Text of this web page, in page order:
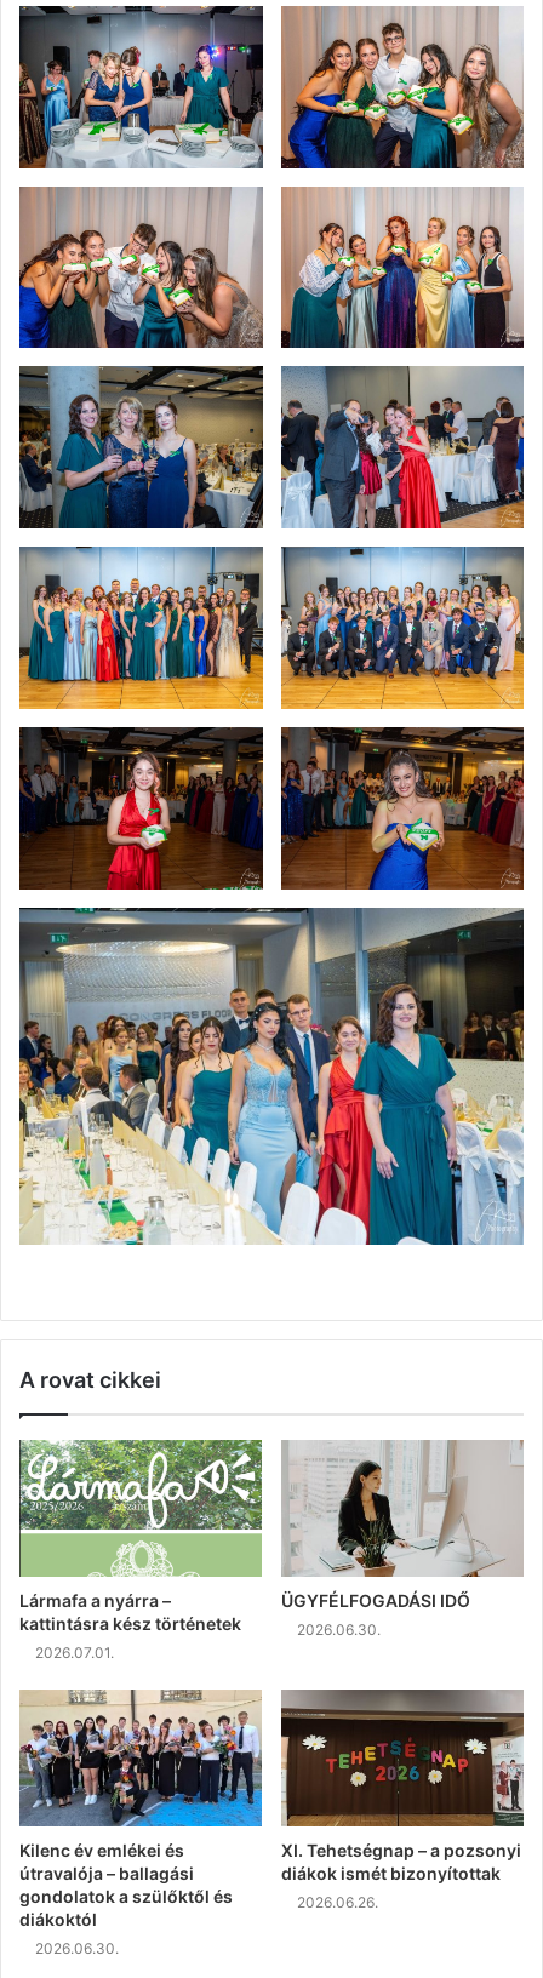
A rovat cikkei
Lármafa a nyárra –
kattintásra kész történetek
2026.07.01.
ÜGYFÉLFOGADÁSI IDŐ
2026.06.30.
Kilenc év emlékei és
útravalója – ballagási
gondolatok a szülőktől és
diákoktól
2026.06.30.
XI. Tehetségnap – a pozsonyi
diákok ismét bizonyítottak
2026.06.26.